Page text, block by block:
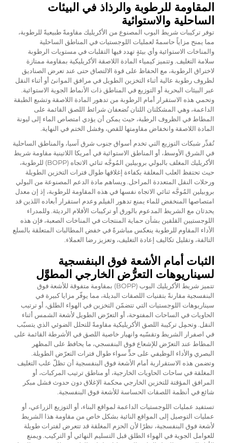
المقاومة للرطوبة والرذاذ في البيئات
الساحلية والاستوائية
توفر تركيبات شريط البوب المصنوع من الأكريليك مقاومةً طبيعيةً للرطوبة،
مما يمنح مزاياً حاسمةً لعمليات اللوجستيات في المناطق الساحلية
والمناخات الاستوائية وأي بيئةٍ تهدد فيها التقلبات في مستويات الرطوبة
سلامة التغليف. وتتميز كيمياء المادة اللاصقة الأكريليكية بمقاومة ممتازة
لاختراق الرطوبة، مع الحفاظ على قوة الالتصاق حتى عند تعرض الصناديق
لظروف رطوبة عالية أثناء التخزين الطويل في مرافق الموانئ أو أثناء النقل
عبر البيئات البحرية أو التوزيع في المناطق ذات الأنماط الجوية الاستوائية.
وتحمي هذه الاستقرار أمام الرطوبة من تدهور المادة اللاصقة وتشبع الطبقة
الداعمة، وهي المشكلتان اللتان تُضعفان شرائط اللصق القائمة على
المطاط في الظروف الرطبة، حيث يمكن أن يؤدي امتصاص الماء إلى ليونة
المادة اللاصقة وانخفاض مقاومتها للقص، وفشل الختم في النهاية.
تُقدِّر شبكات التوزيع التي تخدم أسواق جنوب شرق آسيا، والمناطق الساحلية
في الشرق الأوسط، أو المناطق الاستوائية في أمريكا اللاتينية مقاومة شريط
الأكريليك المغلف بالبولي بروبيلين المُوجَّه ثنائي الاتجاه (BOPP) للرطوبة،
حيث تحتفظ العلب المغلقة بكفاءة إغلاقها طوال فترات التخزين الطويلة
ورحلات النقل المتعددة المراحل. ويساهم مادة الدعم المصنوعة من البولي
بروبيلين المُوجَّه ثنائي الاتجاه نفسها في هذه المقاومة للرطوبة، إذ إن معدل
امتصاصها المنخفض للماء يمنع تدهور الفيلم وعدم استقرار أبعاده اللذين قد
يحدثان مع الشريط المدعوم بالورق أو تركيبات الأفلام الرديئة. وللمدراء
اللوجستيين القلقين بشأن حماية المنتجات في المناخات الصعبة، فإن هذه
الأداء المقاوم للرطوبة ينعكس مباشرةً في خفض المطالبات المتعلقة بالسلع
التالفة، وتقليل تكاليف إعادة التغليف، وتعزيز رضا العملاء.
الثبات أمام الأشعة فوق البنفسجية
لسيناريوهات التعرُّض الخارجي المطوَّل
تتميز شريط الأكريليك البوب (BOPP) بمقاومة متفوقة للأشعة فوق
البنفسجية مقارنةً بتقنيات اللصقات البديلة، مما يوفّر مزايا كبيرة في
سيناريوهات اللوجستيات التي تتضمّن التخزين في الهواء الطلق، أو ترتيب
الحاويات في الساحات المفتوحة، أو التعرّض الطويل لأشعة الشمس أثناء
النقل. وتحمِل تركيبة اللصق الأكريليكية مقاومةً للتحلل الضوئي الذي يتسبّب
في اصفرار الشريط وتقسّيه وانهيار خاصية اللصق في الأشرطة القائمة على
المطاط عند التعرّض للإشعاع فوق البنفسجي، ما يحافظ على المظهر
البصري والأداء الوظيفي على حدٍّ سواء طوال فترات التعرّض الطويلة.
وتضمن هذه الاستقرارية أمام الأشعة فوق البنفسجية أن تظلّ علب التغليف
المغلقة في ساحات الحاويات الخارجية، أو مناطق ترتيب المركبات، أو
المرافق المؤقتة للتخزين الخارجي محكمة الإغلاق دون حدوث فشل مبكر
شائع في أنظمة اللصقات الحساسة للأشعة فوق البنفسجية.
تستفيد عمليات اللوجستيات الداعمة لمواقع البناء، أو التوزيع الزراعي، أو
عمليات التوصيل إلى المواقع النائية بشكل خاص من مقاومة هذا الشريط
لأشعة فوق البنفسجية، نظرًا لأن الحزم المغلقة قد تتعرض لفترات طويلة
للعوامل الجوية في الهواء الطلق قبل التسليم النهائي أو التركيب. ويمنع